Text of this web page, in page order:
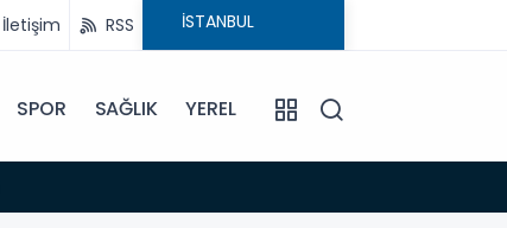
İletişim RSS
SPOR SAĞLIK YEREL